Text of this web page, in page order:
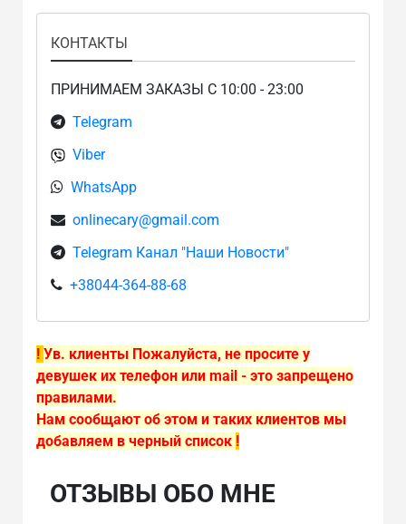
КОНТАКТЫ
ПРИНИМАЕМ ЗАКАЗЫ С 10:00 - 23:00
Telegram
Viber
WhatsApp
onlinecary@gmail.com
Telegram Канал "Наши Новости"
+38044-364-88-68
! Ув. клиенты Пожалуйста, не просите у
девушек их телефон или mail - это запрещено
правилами.
Нам сообщают об этом и таких клиентов мы
добавляем в черный список !
ОТЗЫВЫ ОБО МНЕ